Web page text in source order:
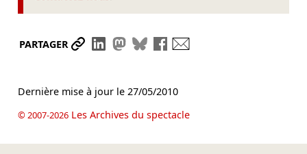
PARTAGER Partager le lien
Partager sur LinkedIn
Partager sur Mastodon
Partager sur Bluesky
Partager sur Facebook
Dernière mise à jour le 27/05/2010
© 2007-2026Les Archives du spectacle